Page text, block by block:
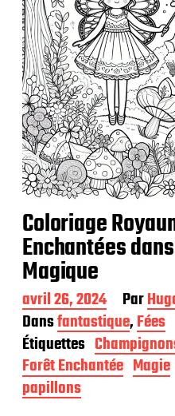
Coloriage
Enchantées
Magique
D
a
t
e
d
e
p
avril 26, 2024 Par
Dansfantastique,Fées
Étiquettes
Forêt Enchantée Magie
papillons